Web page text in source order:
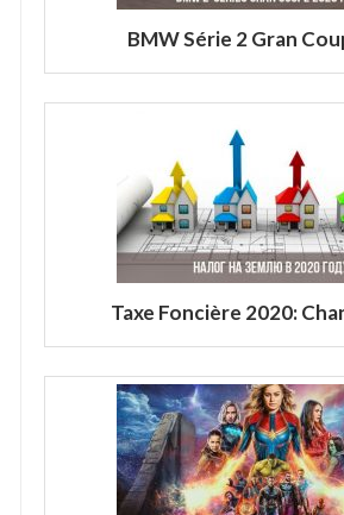
BMW Série 2 Gran
Taxe Foncière 2020: